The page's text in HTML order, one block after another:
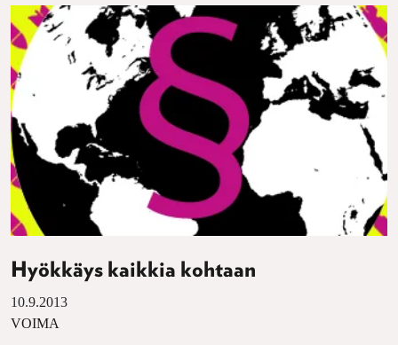
Hyökkäys kaikkia kohtaan
10.9.2013
VOIMA